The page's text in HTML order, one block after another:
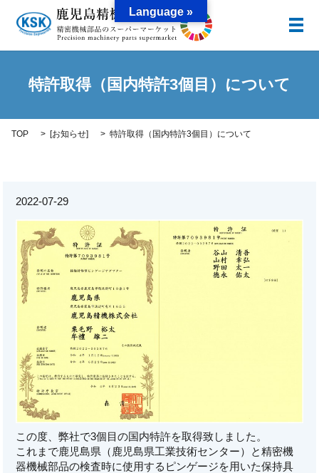
メ
特許取得（国内特許3個目）について
TOP [お知らせ] 特許取得（国内特許3個目）について
2022-07-29
この度、弊社で3個目の国内特許を取得致しました。
これまで鹿児島県（鹿児島県工業技術センター）と精密機
器機械部品の検査時に使用するピンゲージを用いた保持具
Language »